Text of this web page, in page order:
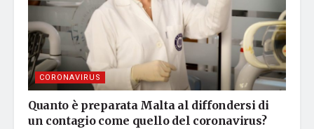
CORONAVIRUS
Quanto è preparata Malta al diffondersi di
un contagio come quello del coronavirus?